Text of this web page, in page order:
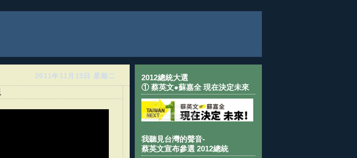
2011年11月15日 星期二
2012總統大選
① 蔡英文●蘇嘉全 現在決定未來
我聽見台灣的聲音-
蔡英文宣布參選 2012總統